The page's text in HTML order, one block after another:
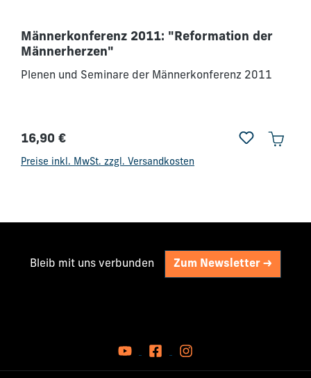
Männerkonferenz 2011: "Reformation der
Männerherzen"
Plenen und Seminare der Männerkonferenz 2011
Regulärer Preis:
16,90 €
Preise inkl. MwSt. zzgl. Versandkosten
Bleib mit uns verbunden Zum Newsletter ->